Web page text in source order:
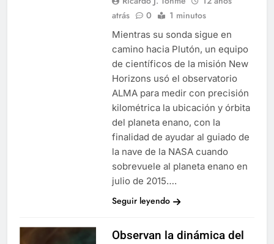
atrás
0 1 minutos
Mientras su sonda sigue en
camino hacia Plutón, un equipo
de científicos de la misión New
Horizons usó el observatorio
ALMA para medir con precisión
kilométrica la ubicación y órbita
del planeta enano, con la
finalidad de ayudar al guiado de
la nave de la NASA cuando
sobrevuele al planeta enano en
julio de 2015….
Seguir leyendo
Observan la dinámica del